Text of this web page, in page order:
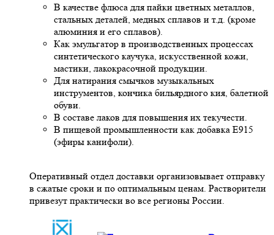
В качестве флюса для пайки цветных металлов,
стальных деталей, медных сплавов и т.д. (кроме
алюминия и его сплавов).
Как эмульгатор в производственных процессах
синтетического каучука, искусственной кожи,
мастики, лакокрасочной продукции.
Для натирания смычков музыкальных
инструментов, кончика бильярдного кия, балетной
обуви.
В составе лаков для повышения их текучести.
В пищевой промышленности как добавка Е915
(эфиры канифоли).
Оперативный отдел доставки организовывает отправку
в сжатые сроки и по оптимальным ценам. Растворители
привезут практически во все регионы России.